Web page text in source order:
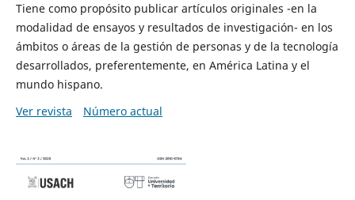
Tiene como propósito publicar artículos originales -en la
modalidad de ensayos y resultados de investigación- en los
ámbitos o áreas de la gestión de personas y de la tecnología
desarrollados, preferentemente, en América Latina y el
mundo hispano.
Ver revista
Número actual